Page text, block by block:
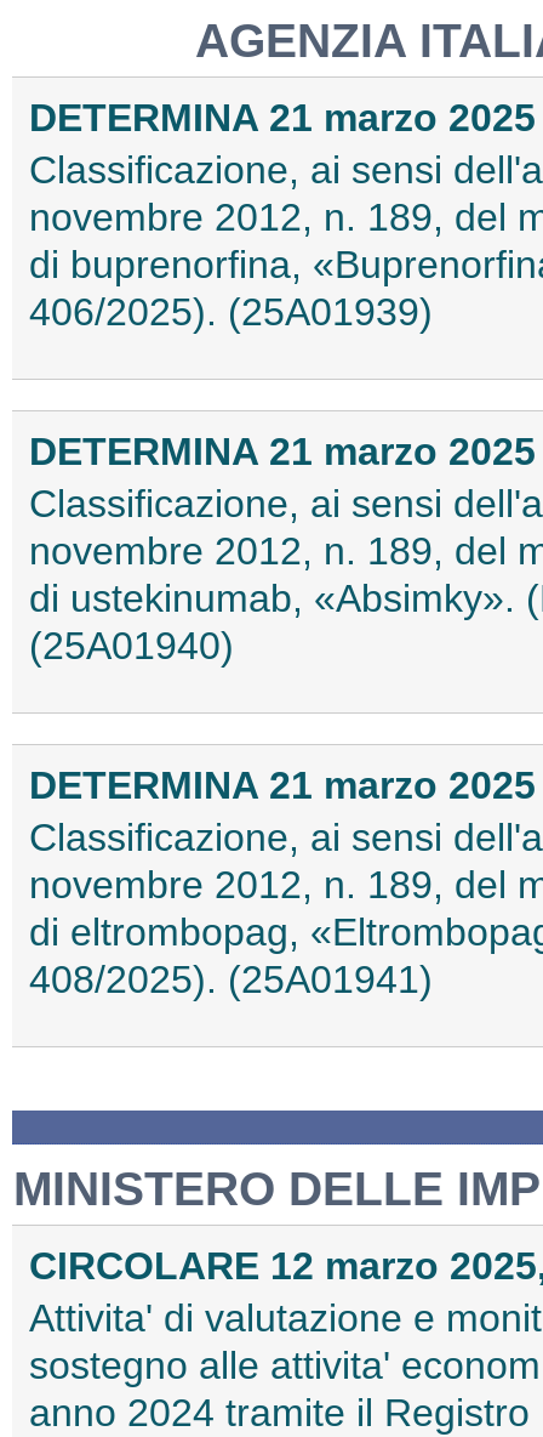
AGENZIA
DETERMINA 21 marzo 2025
Classificazione, ai sensi
novembre 2012, n. 189, del
di buprenorfina,
406/2025). (25A01939)
DETERMINA 21 marzo 2025
Classificazione, ai sensi
novembre 2012, n. 189, del
di ustekinumab, «Absimky».
(25A01940)
DETERMINA 21 marzo 2025
Classificazione, ai sensi
novembre 2012, n. 189, del
di eltrombopag,
408/2025). (25A01941)
MINISTERO DELLE
CIRCOLARE 12 marzo
Attivita' di valutazione e
sostegno alle attivita'
anno 2024 tramite il